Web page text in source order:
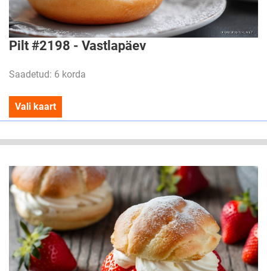
Pilt #2198 - Vastlapäev
Saadetud: 6 korda
Vali kaart